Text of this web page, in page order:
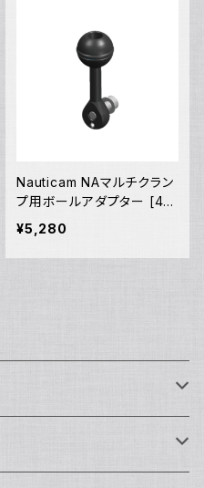
Nauticam NAマルチクラン
プ用ボールアダプター [401
87]
¥5,280